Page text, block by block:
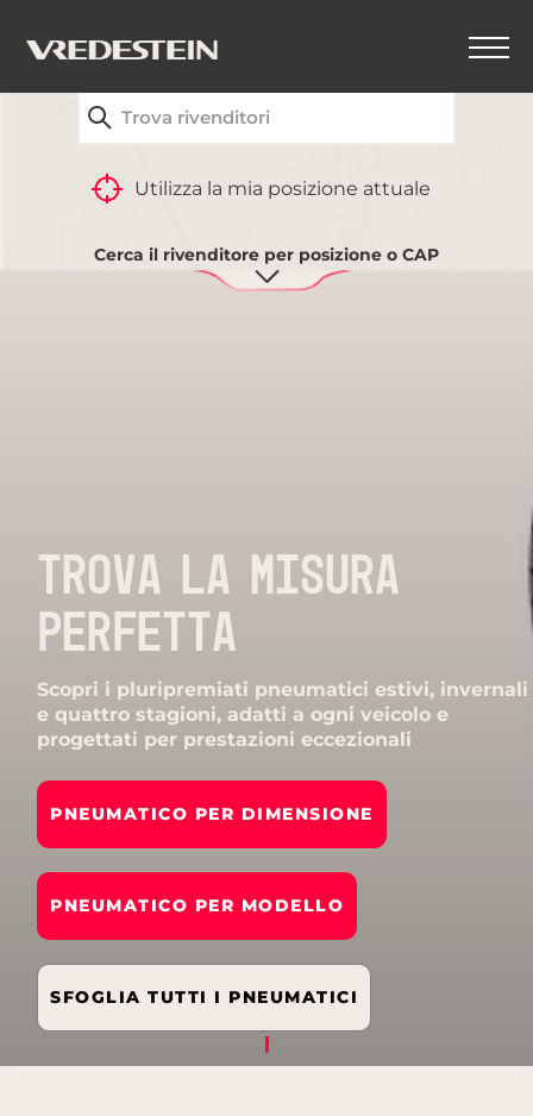
VICINO A TE
Utilizza la mia posizione attuale
Cerca il rivenditore per posizione o CAP
INDIETRO
TROVA LA MISURA
PERFETTA
Scopri i pluripremiati pneumatici estivi, invernali
e quattro stagioni, adatti a ogni veicolo e
progettati per prestazioni eccezionali
PNEUMATICO PER DIMENSIONE
PNEUMATICO PER MODELLO
SFOGLIA TUTTI I PNEUMATICI